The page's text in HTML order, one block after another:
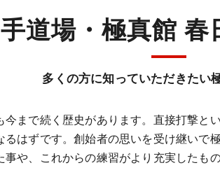
多くの方に知っていただきたい
道場・極真館
まで続く歴史があります。直接打撃
はずです。創始者の思いを受け継いで
や、これからの練習がより充実したも